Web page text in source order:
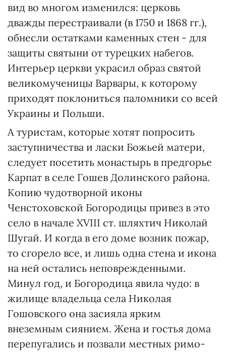
вид во многом изменился: церковь
дважды перестраивали (в 1750 и 1868 гг.),
обнесли остатками каменных стен - для
защиты святыни от турецких набегов.
Интерьер церкви украсил образ святой
великомученицы Варвары, к которому
приходят поклониться паломники со всей
Украины и Польши.
А туристам, которые хотят попросить
заступничества и ласки Божьей матери,
следует посетить монастырь в предгорье
Карпат в селе Гошев Долинского района.
Копию чудотворной иконы
Ченстоховской Богородицы привез в это
село в начале XVIII ст. шляхтич Николай
Шугай. И когда в его доме возник пожар,
то сгорело все, и лишь одна стена и икона
на ней остались неповрежденными.
Минул год, и Богородица явила чудо: в
жилище владельца села Николая
Гошовского она засияла ярким
внеземным сиянием. Жена и гостья дома
перепугались и позвали местных римо-